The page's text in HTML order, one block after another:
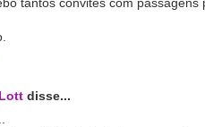
disse...